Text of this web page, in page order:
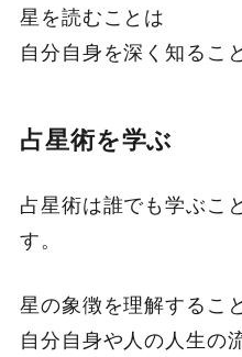
星を読むことは
自分自身を深く知るこ
占星術を学ぶ
占星術は誰でも学ぶこ
す。
星の象徴を理解すること
自分自身や人の人生の